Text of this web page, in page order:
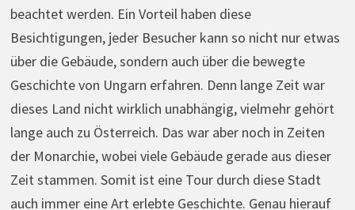
beachtet werden. Ein Vorteil haben diese
Besichtigungen, jeder Besucher kann so nicht nur etwas
über die Gebäude, sondern auch über die bewegte
Geschichte von Ungarn erfahren. Denn lange Zeit war
dieses Land nicht wirklich unabhängig, vielmehr gehört
lange auch zu Österreich. Das war aber noch in Zeiten
der Monarchie, wobei viele Gebäude gerade aus dieser
Zeit stammen. Somit ist eine Tour durch diese Stadt
auch immer eine Art erlebte Geschichte. Genau hierauf